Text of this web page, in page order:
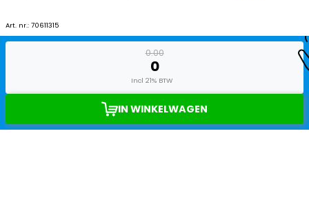
Art. nr.: 70611315
0.00
0
Incl 21% BTW
IN WINKELWAGEN